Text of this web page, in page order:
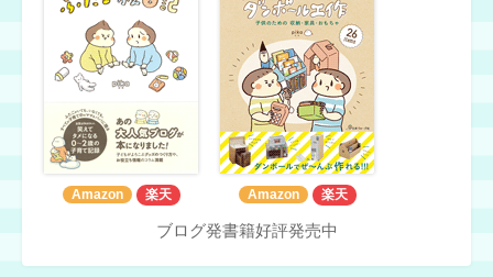
Amazon 楽天 Amazon 楽天
ブログ発書籍好評発売中